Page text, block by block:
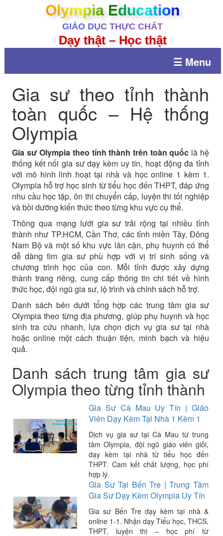
Olympia Education
GIÁO DỤC THỰC CHẤT
Dạy thật – Học thật
☰ Menu
Gia sư theo tỉnh thành
toàn quốc – Hệ thống
Olympia
Gia sư Olympia theo tỉnh thành trên toàn quốc là hệ
thống kết nối gia sư dạy kèm uy tín, hoạt động đa tỉnh
với mô hình linh hoạt tại nhà và học online 1 kèm 1.
Olympia hỗ trợ học sinh từ tiểu học đến THPT, đáp ứng
nhu cầu học tập, ôn thi chuyển cấp, luyện thi tốt nghiệp
và bồi dưỡng kiến thức theo từng khu vực cụ thể.
Thông qua mạng lưới gia sư trải rộng tại nhiều tỉnh
thành như TP.HCM, Cần Thơ, các tỉnh miền Tây, Đông
Nam Bộ và một số khu vực lân cận, phụ huynh có thể
dễ dàng tìm gia sư phù hợp với vị trí sinh sống và
chương trình học của con. Mỗi tỉnh được xây dựng
thành trang riêng, cung cấp thông tin chi tiết về hình
thức học, đội ngũ gia sư, lộ trình và chính sách hỗ trợ.
Danh sách bên dưới tổng hợp các trung tâm gia sư
Olympia theo từng địa phương, giúp phụ huynh và học
sinh tra cứu nhanh, lựa chọn dịch vụ gia sư tại nhà
hoặc online một cách thuận tiện, minh bạch và hiệu
quả.
Danh sách trung tâm gia sư
Olympia theo từng tỉnh thành
Gia Sư Cà Mau Uy Tín | Giáo
Viên Dạy Kèm Tại Nhà 1 Kèm 1
Dịch vụ gia sư tại Cà Mau từ trung
tâm Olympia, đội ngũ giáo viên giỏi,
dạy kèm tại nhà từ tiểu học đến
THPT. Cam kết chất lượng, học phí
hợp lý.
Gia Sư Tại Bến Tre | Trung Tâm
Gia Sư Dạy Kèm Olympia Uy Tín
Gia sư Bến Tre dạy kèm tại nhà &
online 1-1. Nhận dạy Tiểu học, THCS,
THPT, luyện thi – học phí từ